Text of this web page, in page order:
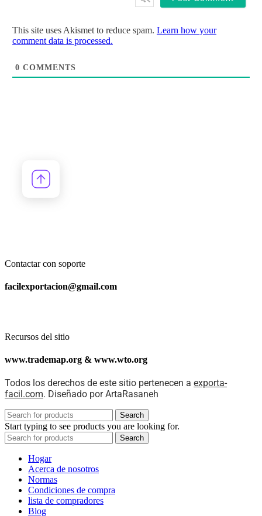
This site uses Akismet to reduce spam. Learn how your
comment data is processed.
0 COMMENTS
Contactar con soporte
facilexportacion@gmail.com
Recursos del sitio
www.trademap.org & www.wto.org
Todos los derechos de este sitio pertenecen a exporta-
facil.com. Diseñado por ArtaRasaneh
Search
Start typing to see products you are looking for.
Search
Hogar
Acerca de nosotros
Normas
Condiciones de compra
lista de compradores
Blog